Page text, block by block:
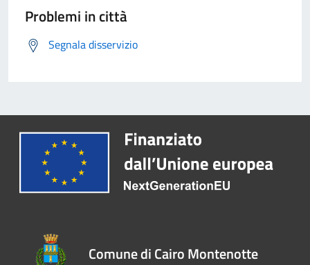
Problemi in città
Segnala disservizio
Comune di Cairo Montenotte